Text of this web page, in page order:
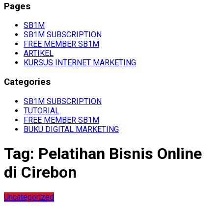
Pages
SB1M
SB1M SUBSCRIPTION
FREE MEMBER SB1M
ARTIKEL
KURSUS INTERNET MARKETING
Categories
SB1M SUBSCRIPTION
TUTORIAL
FREE MEMBER SB1M
BUKU DIGITAL MARKETING
Tag: Pelatihan Bisnis Online
di Cirebon
Uncategorized